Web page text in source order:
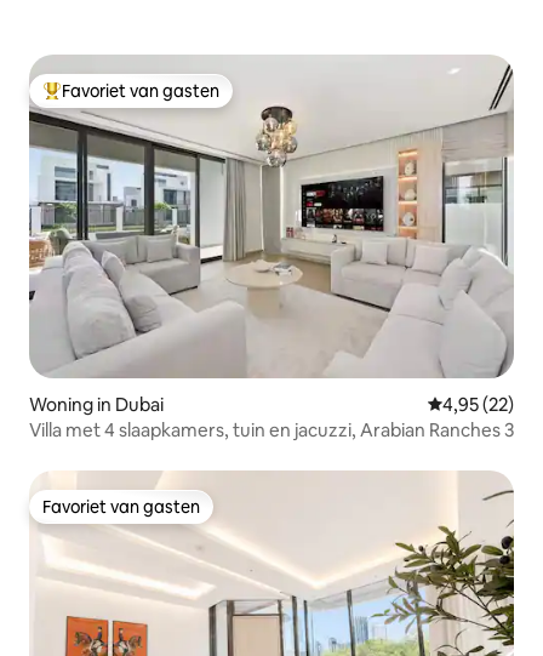
Topfavoriet van gasten
Favoriet van gasten
Woning in Dubai Gemiddelde
4,95 (22)
Villa met 4 slaapkamers, tuin en jacuzzi, Arabian Ranches 3
Favoriet van gasten
Favoriet van gasten